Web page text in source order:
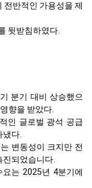
전반적인 가용성을 제
뒷받침하였다.
분기 대비 상승했으
향을 받았다.
인 글로벌 광석 공급
냈다.
변동성이 크지만 전
진되었습니다.
는 2025년 4분기에